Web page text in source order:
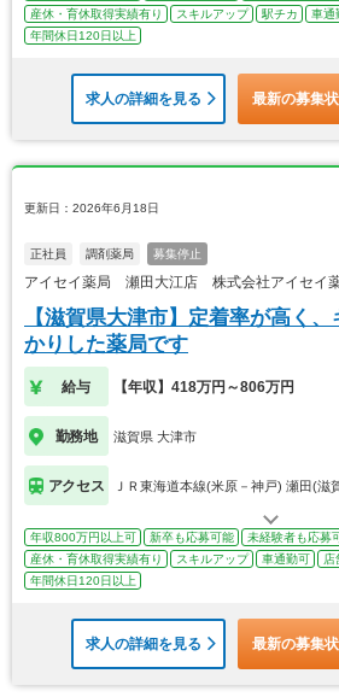
産休・育休取得実績有り
スキルアップ 駅チカ 車通
年間休日120日以上
求人の詳細を見る 最新の募集
更新日：2026年6月18日
正社員 調剤薬局 募集停止
アイセイ薬局 瀬田大江店 株式会社アイセイ
【滋賀県大津市】定着率が高く
かりした薬局です
給与 【年収】418万円～806万円
勤務地 滋賀県 大津市
アクセス ＪＲ東海道本線(米原－神戸) 瀬田(滋
年収800万円以上可 新卒も応募可能 未経験者も応募
産休・育休取得実績有り
スキルアップ 車通勤可
店
年間休日120日以上
求人の詳細を見る 最新の募集